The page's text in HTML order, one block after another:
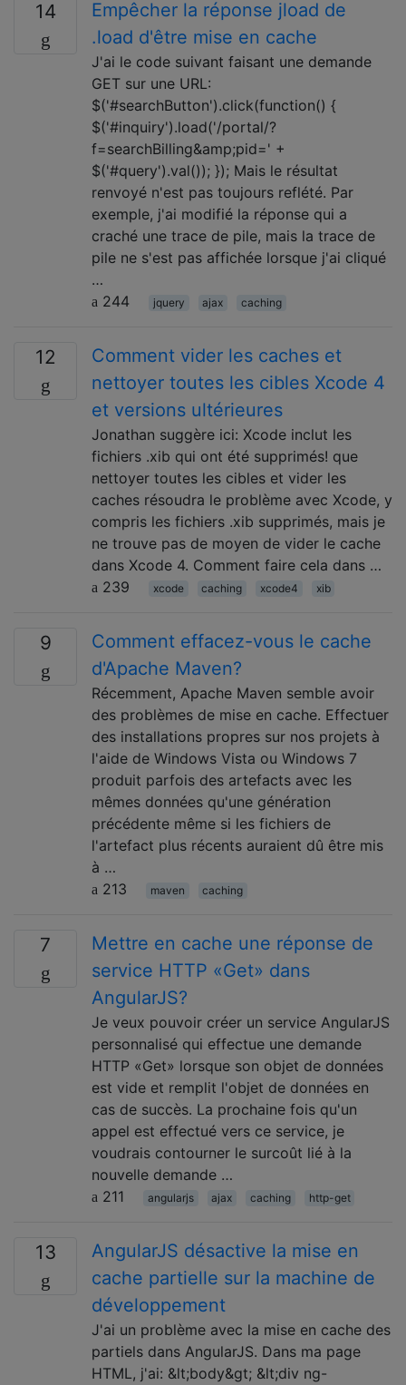
14
Empêcher la réponse jload de
.load d'être mise en cache
J'ai le code suivant faisant une demande
GET sur une URL:
$('#searchButton').click(function() {
$('#inquiry').load('/portal/?
f=searchBilling&amp;pid=' +
$('#query').val()); }); Mais le résultat
renvoyé n'est pas toujours reflété. Par
exemple, j'ai modifié la réponse qui a
craché une trace de pile, mais la trace de
pile ne s'est pas affichée lorsque j'ai cliqué
…
244
jquery ajax caching
12
Comment vider les caches et
nettoyer toutes les cibles Xcode 4
et versions ultérieures
Jonathan suggère ici: Xcode inclut les
fichiers .xib qui ont été supprimés! que
nettoyer toutes les cibles et vider les
caches résoudra le problème avec Xcode, y
compris les fichiers .xib supprimés, mais je
ne trouve pas de moyen de vider le cache
dans Xcode 4. Comment faire cela dans …
239
xcode caching xcode4 xib
9
Comment effacez-vous le cache
d'Apache Maven?
Récemment, Apache Maven semble avoir
des problèmes de mise en cache. Effectuer
des installations propres sur nos projets à
l'aide de Windows Vista ou Windows 7
produit parfois des artefacts avec les
mêmes données qu'une génération
précédente même si les fichiers de
l'artefact plus récents auraient dû être mis
à …
213
maven caching
7
Mettre en cache une réponse de
service HTTP «Get» dans
AngularJS?
Je veux pouvoir créer un service AngularJS
personnalisé qui effectue une demande
HTTP «Get» lorsque son objet de données
est vide et remplit l'objet de données en
cas de succès. La prochaine fois qu'un
appel est effectué vers ce service, je
voudrais contourner le surcoût lié à la
nouvelle demande …
211
angularjs ajax caching http-get
13
AngularJS désactive la mise en
cache partielle sur la machine de
développement
J'ai un problème avec la mise en cache des
partiels dans AngularJS. Dans ma page
HTML, j'ai: &lt;body&gt; &lt;div ng-